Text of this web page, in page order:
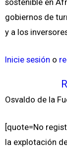
sostenible en
gobiernos de
y a los
Inicie sesión o
Osvaldo de la
[quote=No
la explotación